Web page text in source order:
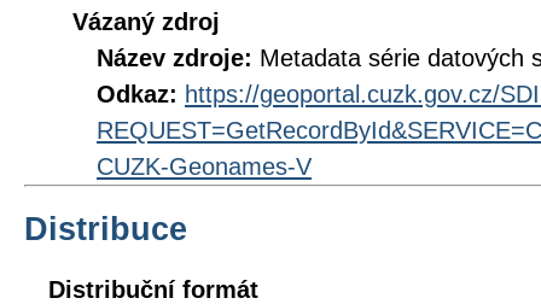
Vázaný zdroj
Název zdroje: Metadata série datových
Odkaz: https://geoportal.cuzk.gov.cz/
CUZK-Geonames-V
Distribuce
Distribuční formát